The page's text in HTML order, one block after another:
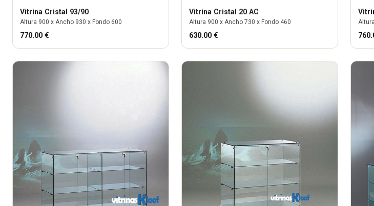
Vitrina Cristal 93/90
Altura 900 x Ancho 930 x Fondo 600
770.00 €
Vitrina Cristal 20 AC
Altura 900 x Ancho 730 x Fondo 460
630.00 €
Altura